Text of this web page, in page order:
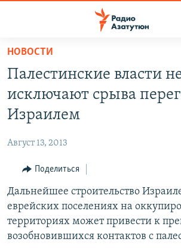
Перейти
основному
содержанию
Перейти
основной
навигации
Перейти
поиску
ПОЛИТИКА
ЭКОНОМИКА
РЕГИОН
НАГОРНЫЙ КАРАБАХ
КУЛЬТУРА
СПОРТ
НОВОСТИ
Палестинские власти
исключают срыва
Израилем
Август 13, 2013
Поделиться
Дальнейшее строительство
еврейских поселениях на
территориях может привести к
возобновившихся контактов с